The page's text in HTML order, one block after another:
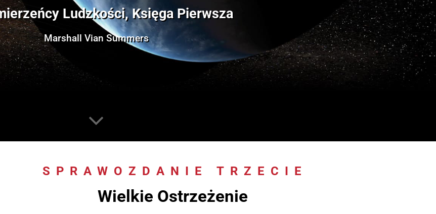
Ludzkości, Księga Pierwsza
Marshall Vian Summers
SPRAWOZDANIE TRZECIE
Wielkie Ostrzeżenie